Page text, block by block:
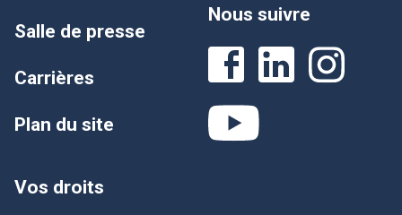
Salle de presse
Carrières
Plan du site
Vos droits
Nous suivre